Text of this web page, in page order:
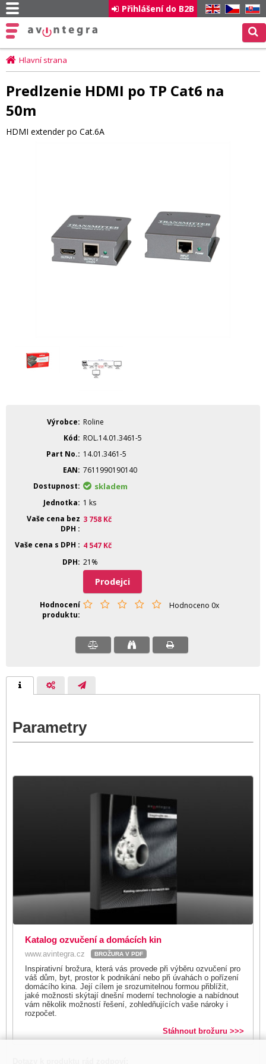
EN CZ SK
Přihlášení do B2B
Hlavní strana
Predlzenie HDMI po TP Cat6 na
50m
HDMI extender po Cat.6A
Výrobce
Roline
Kód
ROL.14.01.3461-5
Part No.
14.01.3461-5
EAN 7611990190140
Dostupnost
skladem
Jednotka
1 ks
Vaše cena bez
DPH
3 758 Kč
Vaše cena s DPH 4 547 Kč
DPH 21%
Prodejci
Hodnocení
produktu
Hodnoceno 0x
Parametry
Katalog ozvučení a domácích kin
www.avintegra.cz BROŽURA V PDF
Inspirativní brožura, která vás provede při výběru ozvučení pro
váš dům, byt, prostor k podnikání nebo při úvahách o pořízení
domácího kina. Její cílem je srozumitelnou formou přiblížit,
jaké možnosti skýtají dnešní moderní technologie a nabídnout
vám několik možností řešení, zohledňujících vaše nároky i
rozpočet.
Stáhnout brožuru >>>